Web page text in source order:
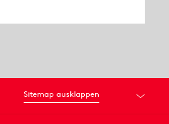
Sitemap ausklappen